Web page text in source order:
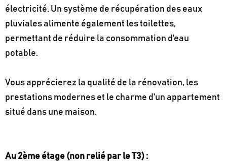
électricité. Un système de récupération des eaux
pluviales alimente également les toilettes,
permettant de réduire la consommation d'eau
potable.
Vous apprécierez la qualité de la rénovation, les
prestations modernes et le charme d'un appartement
situé dans une maison.
Au 2ème étage (non relié par le T3) :